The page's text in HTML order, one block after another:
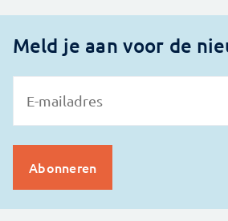
Meld je aan voor de